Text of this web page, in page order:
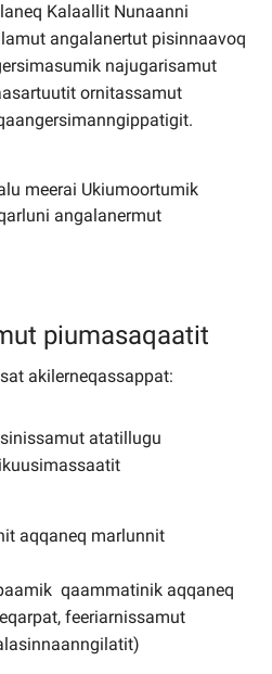
Kalaallit Nunaanni
angalanertut pisinnaavoq
najugarisamut
ornitassamut
meerai Ukiumoortumik
angalanermut
piumasaqaatit
akilerneqassappat:
atatillugu
aqqaneq marlunnit
qaammatinik aqqaneq
feeriarnissamut